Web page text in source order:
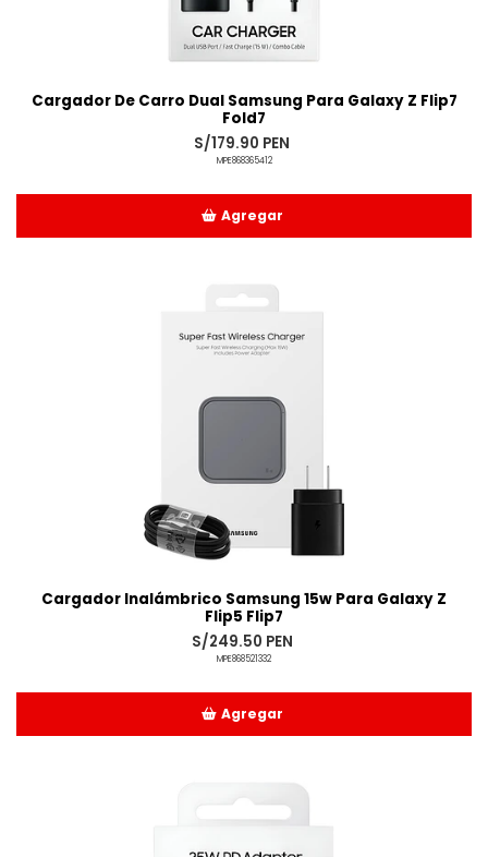
Cargador De Carro Dual Samsung Para Galaxy Z Flip7
Fold7
S/179.90 PEN
MPE868365412
Agregar
Cargador Inalámbrico Samsung 15w Para Galaxy Z
Flip5 Flip7
S/249.50 PEN
MPE868521332
Agregar